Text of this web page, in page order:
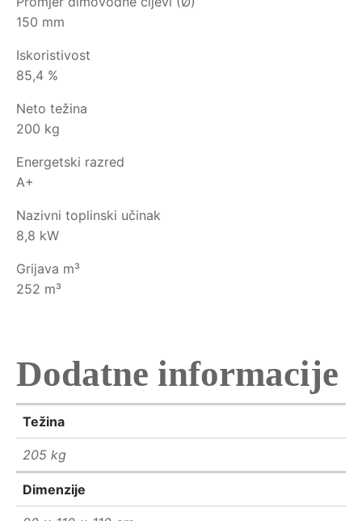
150 mm
Iskoristivost
85,4 %
Neto težina
200 kg
Energetski razred
A+
Nazivni toplinski učinak
8,8 kW
Grijava m³
252 m³
Dodatne informacije
Težina
205 kg
Dimenzije